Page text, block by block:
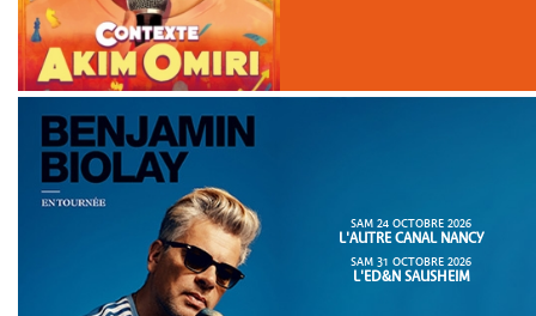
SAM 24 OCTOBRE 2026
L'AUTRE CANAL NANCY
SAM 31 OCTOBRE 2026
L'ED&N SAUSHEIM